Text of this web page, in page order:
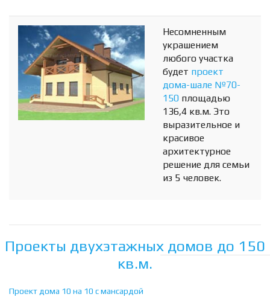
Несомненным
украшением
любого участка
будет проект
дома-шале №70-
150 площадью
136,4 кв.м. Это
выразительное и
красивое
архитектурное
решение для семьи
из 5 человек.
Проекты двухэтажных домов до 150
кв.м.
Проект дома 10 на 10 с мансардой